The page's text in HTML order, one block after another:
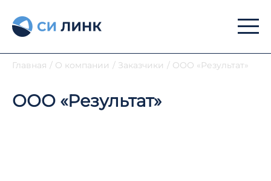
Главная / О компании / Заказчики / ООО «Результат»
ООО «Результат»